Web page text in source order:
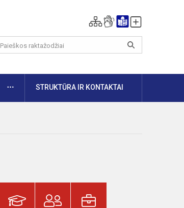
DAUGIAUSTRUKTŪRA IR KONTAKTAI